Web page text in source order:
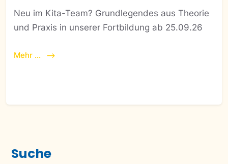
Neu im Kita-Team? Grundlegendes aus Theorie
und Praxis in unserer Fortbildung ab 25.09.26
Mehr ...
Suche